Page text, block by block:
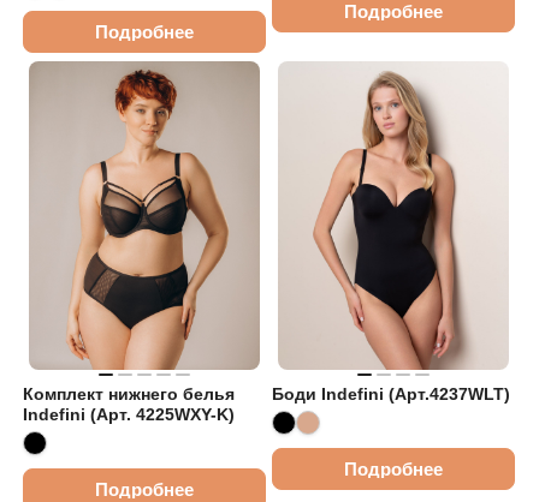
Подробнее
Подробнее
Комплект нижнего белья
Indefini (Арт. 4225WXY-K)
Подробнее
Боди Indefini (Арт.4237WLT)
Подробнее